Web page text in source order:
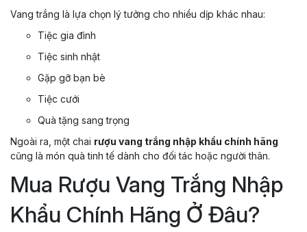
Vang trắng là lựa chọn lý tưởng cho nhiều dịp khác nhau:
Tiệc gia đình
Tiệc sinh nhật
Gặp gỡ bạn bè
Tiệc cưới
Quà tặng sang trọng
Ngoài ra, một chai rượu vang trắng nhập khẩu chính hãng
cũng là món quà tinh tế dành cho đối tác hoặc người thân.
Mua Rượu Vang Trắng Nhập
Khẩu Chính Hãng Ở Đâu?